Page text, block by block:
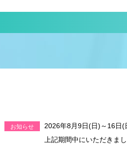
お知らせ
2026年8月9日(日)～16日(
上記期間中にいただきま